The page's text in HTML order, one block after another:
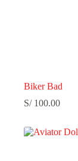
Biker Bad
S/100.00